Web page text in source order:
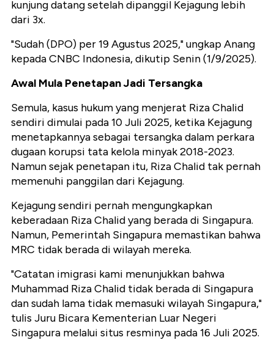
kunjung datang setelah dipanggil Kejagung lebih
dari 3x.
"Sudah (DPO) per 19 Agustus 2025," ungkap Anang
kepada CNBC Indonesia, dikutip Senin (1/9/2025).
Awal Mula Penetapan Jadi Tersangka
Semula, kasus hukum yang menjerat Riza Chalid
sendiri dimulai pada 10 Juli 2025, ketika Kejagung
menetapkannya sebagai tersangka dalam perkara
dugaan korupsi tata kelola minyak 2018-2023.
Namun sejak penetapan itu, Riza Chalid tak pernah
memenuhi panggilan dari Kejagung.
Kejagung sendiri pernah mengungkapkan
keberadaan Riza Chalid yang berada di Singapura.
Namun, Pemerintah Singapura memastikan bahwa
MRC tidak berada di wilayah mereka.
"Catatan imigrasi kami menunjukkan bahwa
Muhammad Riza Chalid tidak berada di Singapura
dan sudah lama tidak memasuki wilayah Singapura,"
tulis Juru Bicara Kementerian Luar Negeri
Singapura melalui situs resminya pada 16 Juli 2025.